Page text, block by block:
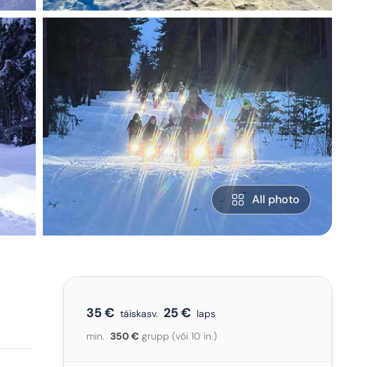
All photo
35 € täiskasv. 25 € laps
min. 350 € grupp (või 10 in.)